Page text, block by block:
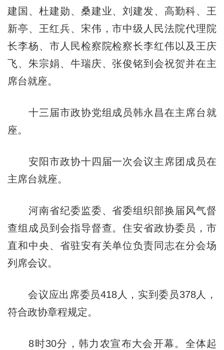
建国、杜建勋、桑建业、刘建发、高勤科、王
新亭、王红兵、宋伟，市中级人民法院代理院
长李杨、市人民检察院检察长李红伟以及王庆
飞、朱宗娟、牛瑞庆、张俊铭到会祝贺并在主
席台就座。
十三届市政协党组成员韩永昌在主席台就
座。
安阳市政协十四届一次会议主席团成员在
主席台就座。
河南省纪委监委、省委组织部换届风气督
查组成员到会指导督查。住安省政协委员，市
直和中央、省驻安有关单位负责同志在分会场
列席会议。
会议应出席委员418人，实到委员378人，
符合政协章程规定。
8时30分，韩力农宣布大会开幕。全体起